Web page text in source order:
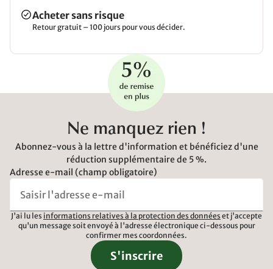
Acheter sans risque
Retour gratuit – 100 jours pour vous décider.
Ne manquez rien !
Abonnez-vous à la lettre d'information et bénéficiez d'une
réduction supplémentaire de 5 %.
Adresse e-mail (champ obligatoire)
J'ai lu les informations relatives à la protection des données et j'accepte
qu'un message soit envoyé à l'adresse électronique ci-dessous pour
confirmer mes coordonnées.
S'inscrire